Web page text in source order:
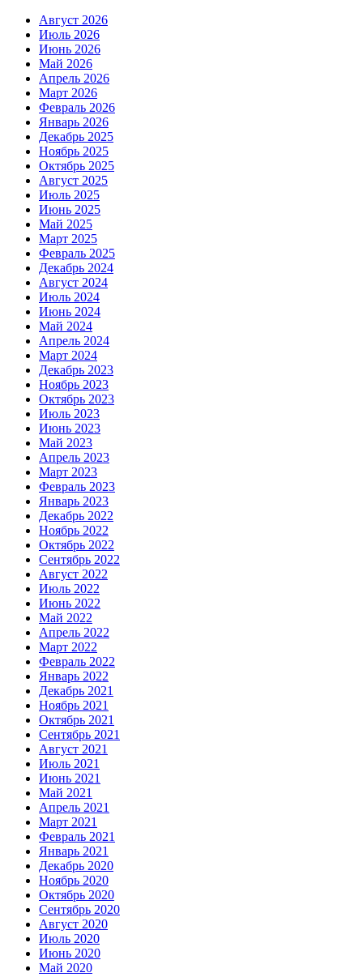
Август 2026
Июль 2026
Июнь 2026
Май 2026
Апрель 2026
Март 2026
Февраль 2026
Январь 2026
Декабрь 2025
Ноябрь 2025
Октябрь 2025
Август 2025
Июль 2025
Июнь 2025
Май 2025
Март 2025
Февраль 2025
Декабрь 2024
Август 2024
Июль 2024
Июнь 2024
Май 2024
Апрель 2024
Март 2024
Декабрь 2023
Ноябрь 2023
Октябрь 2023
Июль 2023
Июнь 2023
Май 2023
Апрель 2023
Март 2023
Февраль 2023
Январь 2023
Декабрь 2022
Ноябрь 2022
Октябрь 2022
Сентябрь 2022
Август 2022
Июль 2022
Июнь 2022
Май 2022
Апрель 2022
Март 2022
Февраль 2022
Январь 2022
Декабрь 2021
Ноябрь 2021
Октябрь 2021
Сентябрь 2021
Август 2021
Июль 2021
Июнь 2021
Май 2021
Апрель 2021
Март 2021
Февраль 2021
Январь 2021
Декабрь 2020
Ноябрь 2020
Октябрь 2020
Сентябрь 2020
Август 2020
Июль 2020
Июнь 2020
Май 2020